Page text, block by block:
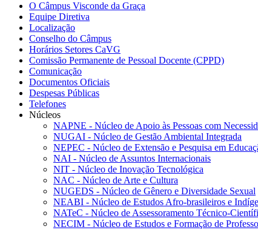
O Câmpus Visconde da Graça
Equipe Diretiva
Localização
Conselho do Câmpus
Horários Setores CaVG
Comissão Permanente de Pessoal Docente (CPPD)
Comunicação
Documentos Oficiais
Despesas Públicas
Telefones
Núcleos
NAPNE - Núcleo de Apoio às Pessoas com
NUGAI - Núcleo de Gestão Ambiental Integrada
NEPEC - Núcleo de Extensão e Pesquisa em
NAI - Núcleo de Assuntos Internacionais
NIT - Núcleo de Inovação Tecnológica
NAC - Núcleo de Arte e Cultura
NUGEDS - Núcleo de Gênero e Diversidade Sexual
NEABI - Núcleo de Estudos Afro-brasileiros e
NATeC - Núcleo de Assessoramento Técnico-
NECIM - Núcleo de Estudos e Formação de